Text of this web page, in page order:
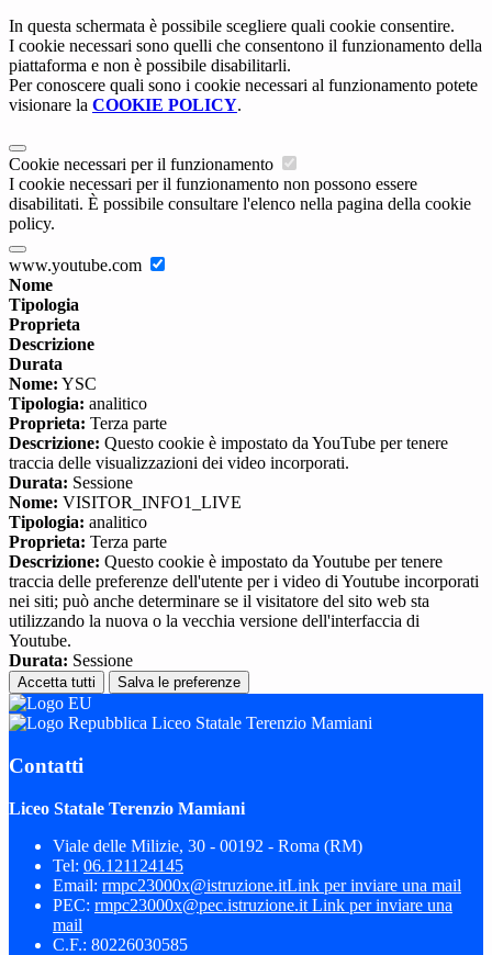
In questa schermata è possibile scegliere quali cookie consentire.
I cookie necessari sono quelli che consentono il funzionamento della
piattaforma e non è possibile disabilitarli.
Per conoscere quali sono i cookie necessari al funzionamento potete
visionare la COOKIE POLICY.
Cookie necessari per il funzionamento
I cookie necessari per il funzionamento non possono essere
disabilitati. È possibile consultare l'elenco nella pagina della cookie
policy.
www.youtube.com
Nome
Tipologia
Proprieta
Descrizione
Durata
Nome: YSC
Tipologia: analitico
Proprieta: Terza parte
Descrizione: Questo cookie è impostato da YouTube per tenere
traccia delle visualizzazioni dei video incorporati.
Durata: Sessione
Nome: VISITOR_INFO1_LIVE
Tipologia: analitico
Proprieta: Terza parte
Descrizione: Questo cookie è impostato da Youtube per tenere
traccia delle preferenze dell'utente per i video di Youtube incorporati
nei siti; può anche determinare se il visitatore del sito web sta
utilizzando la nuova o la vecchia versione dell'interfaccia di
Youtube.
Durata: Sessione
Accetta tutti Salva le preferenze
Liceo Statale Terenzio Mamiani
Contatti
Liceo Statale Terenzio Mamiani
Viale delle Milizie, 30 - 00192 - Roma (RM)
Tel: 06.121124145
Email: rmpc23000x@istruzione.itLink per inviare una mail
PEC: rmpc23000x@pec.istruzione.it Link per inviare una
mail
C.F.: 80226030585